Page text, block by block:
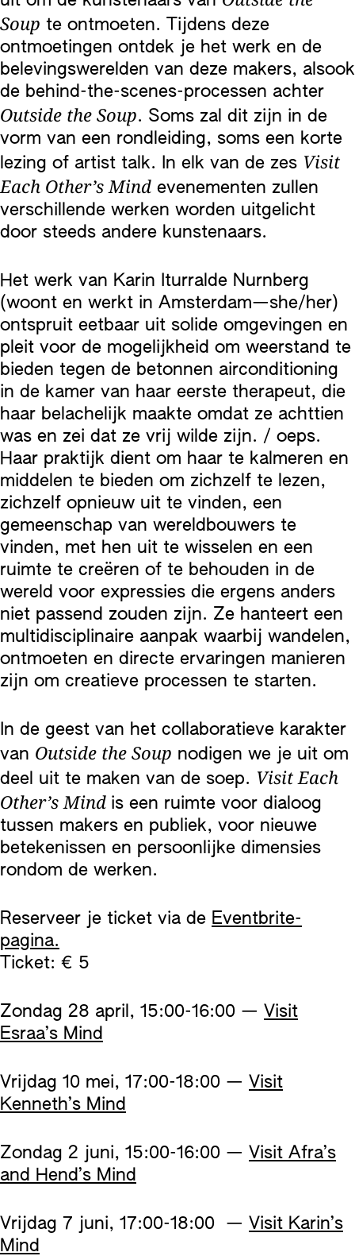
Soup te ontmoeten. Tijdens deze
ontmoetingen ontdek je het werk en de
belevingswerelden van deze makers, alsook
de behind-the-scenes-processen achter
Outside the Soup. Soms zal dit zijn in de
vorm van een rondleiding, soms een korte
lezing of artist talk. In elk van de zes Visit
Each Other’s Mind evenementen zullen
verschillende werken worden uitgelicht
door steeds andere kunstenaars.
Het werk van Karin Iturralde Nurnberg
(woont en werkt in Amsterdam—she/her)
ontspruit eetbaar uit solide omgevingen en
pleit voor de mogelijkheid om weerstand te
bieden tegen de betonnen airconditioning
in de kamer van haar eerste therapeut, die
haar belachelijk maakte omdat ze achttien
was en zei dat ze vrij wilde zijn. / oeps.
Haar praktijk dient om haar te kalmeren en
middelen te bieden om zichzelf te lezen,
zichzelf opnieuw uit te vinden, een
gemeenschap van wereldbouwers te
vinden, met hen uit te wisselen en een
ruimte te creëren of te behouden in de
wereld voor expressies die ergens anders
niet passend zouden zijn. Ze hanteert een
multidisciplinaire aanpak waarbij wandelen,
ontmoeten en directe ervaringen manieren
zijn om creatieve processen te starten.
In de geest van het collaboratieve karakter
van Outside the Soup nodigen we je uit om
deel uit te maken van de soep. Visit Each
Other’s Mind is een ruimte voor dialoog
tussen makers en publiek, voor nieuwe
betekenissen en persoonlijke dimensies
rondom de werken.
Reserveer je ticket via de Eventbrite-
pagina.
Ticket: € 5
Zondag 28 april, 15:00-16:00 — Visit
Esraa’s Mind
Vrijdag 10 mei, 17:00-18:00 — Visit
Kenneth’s Mind
Zondag 2 juni, 15:00-16:00 — Visit Afra’s
and Hend’s Mind
Vrijdag 7 juni, 17:00-18:00 — Visit Karin’s
Mind